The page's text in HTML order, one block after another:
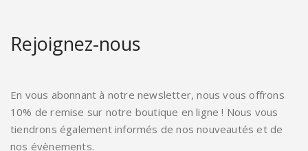
Rejoignez-nous
En vous abonnant à notre newsletter, nous vous offrons
10% de remise sur notre boutique en ligne ! Nous vous
tiendrons également informés de nos nouveautés et de
nos évènements.